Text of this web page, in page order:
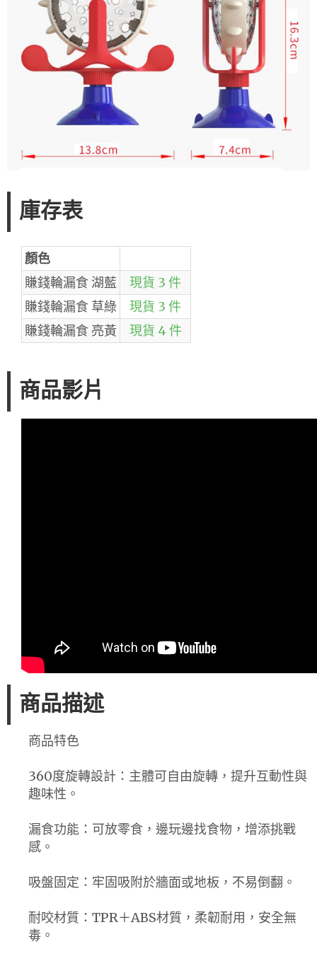
庫存表
顏色
賺錢輪漏食 湖藍
現貨 3 件
賺錢輪漏食 草綠
現貨 3 件
賺錢輪漏食 亮黃
現貨 4 件
商品影片
商品描述
商品特色
360度旋轉設計：主體可自由旋轉，提升互動性與
趣味性。
漏食功能：可放零食，邊玩邊找食物，增添挑戰
感。
吸盤固定：牢固吸附於牆面或地板，不易倒翻。
耐咬材質：TPR＋ABS材質，柔韌耐用，安全無
毒。